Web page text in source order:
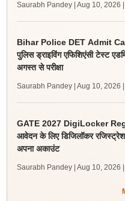
Saurabh Pandey | Aug 10, 2026
Bihar Police DET Admit
पुलिस ड्राइविंग एफिशिएंसी टेस्ट
अगस्त से परीक्षा
Saurabh Pandey | Aug 10, 2026
GATE 2027 DigiLocker
आवेदन के लिए डिजिलॉकर
अपना अकाउंट
Saurabh Pandey | Aug 10, 2026